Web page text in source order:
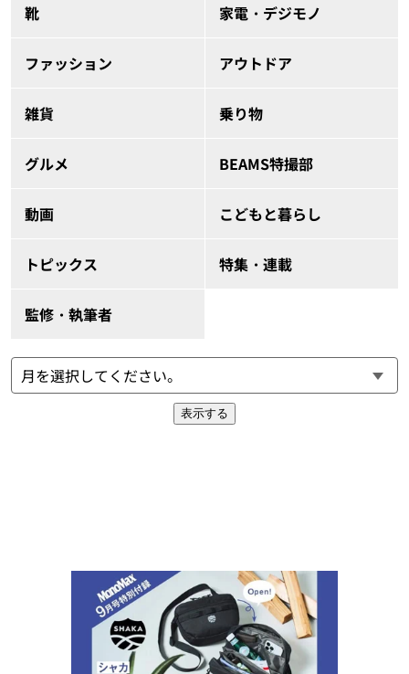
靴 家電・デジモノ
ファッション アウトドア
雑貨 乗り物
グルメ BEAMS特撮部
動画 こどもと暮らし
トピックス 特集・連載
監修・執筆者
表示する